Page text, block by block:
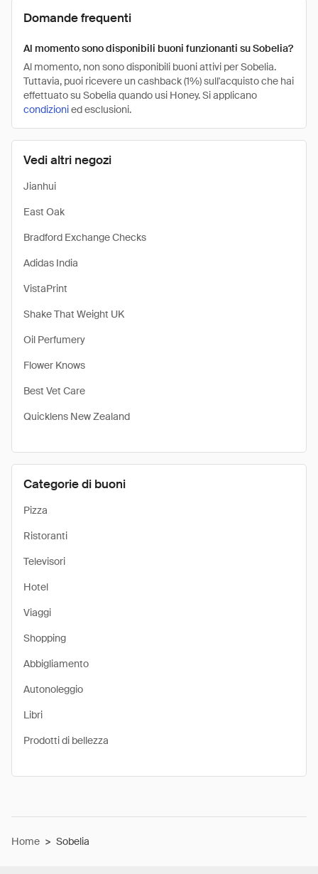
Vedi altri negozi
Jianhui
East Oak
Bradford Exchange Checks
Adidas India
VistaPrint
Shake That Weight UK
Oil Perfumery
Flower Knows
Best Vet Care
Quicklens New Zealand
Categorie di buoni
Pizza
Ristoranti
Televisori
Hotel
Viaggi
Shopping
Abbigliamento
Autonoleggio
Libri
Prodotti di bellezza
Domande frequenti
Al momento sono disponibili buoni funzionanti su Sobelia?
Al momento, non sono disponibili buoni attivi per Sobelia.
Tuttavia, puoi ricevere un cashback (1%) sull'acquisto che hai
effettuato su Sobelia quando usi Honey. Si applicano
condizionied esclusioni.
Home > Sobelia